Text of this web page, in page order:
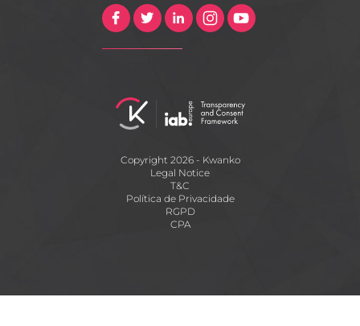
Copyright 2026 - Kwanko
Legal Notice
T&C
Política de Privacidade
RGPD
CPA